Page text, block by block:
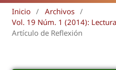
Inicio / Archivos /
Vol. 19 Núm. 1 (2014):
Artículo de Reflexión